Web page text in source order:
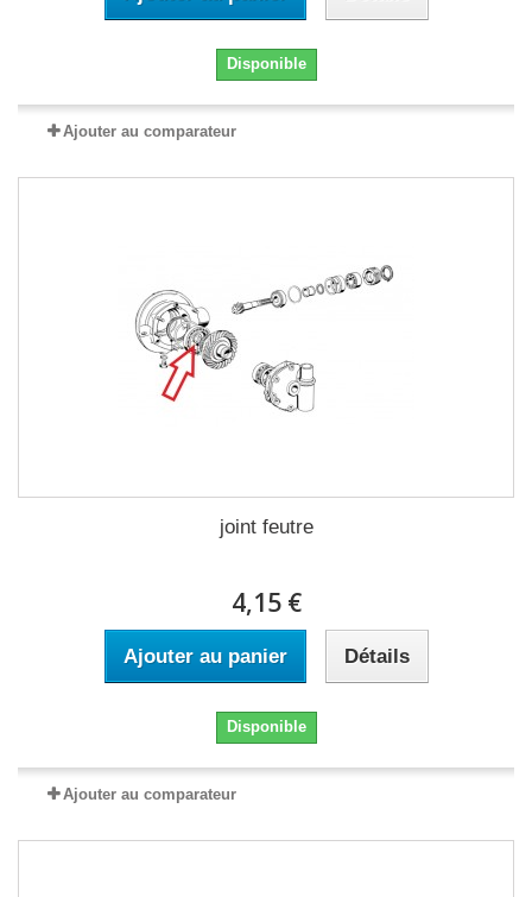
Disponible
Ajouter au comparateur
joint feutre
4,15 €
Ajouter au panier Détails
Disponible
Ajouter au comparateur